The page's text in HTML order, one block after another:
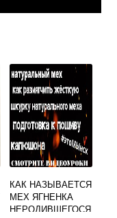
КАК НАЗЫВАЕТСЯ
МЕХ ЯГНЕНКА
НЕРОДИВШЕГОСЯ